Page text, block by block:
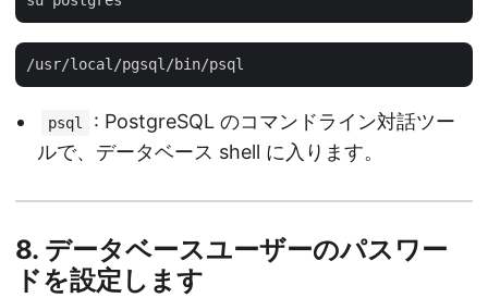
psql
: PostgreSQL のコマンドライン対話ツー
ルで、データベース shell に入ります。
8. データベースユーザーのパスワー
ドを設定します